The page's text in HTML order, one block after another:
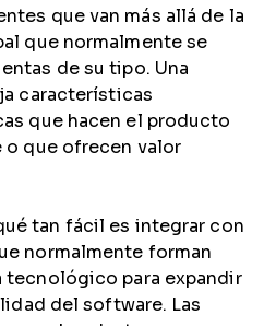
que van más allá de la
que normalmente se
de su tipo. Una
características
que hacen el producto
o que ofrecen valor
tan fácil es integrar con
normalmente forman
tecnológico para expandir
del software. Las